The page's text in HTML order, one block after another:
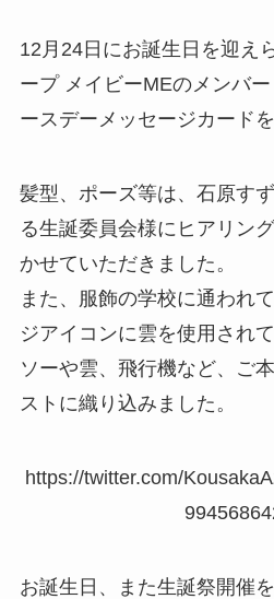
12月24日にお誕生日を迎え
ープ メイビーMEのメンバ
ースデーメッセージカード
髪型、ポーズ等は、石原す
る生誕委員会様にヒアリン
かせていただきました。
また、服飾の学校に通われ
ジアイコンに雲を使用され
ソーや雲、飛行機など、ご
ストに織り込みました。
https://twitter.com/
お誕生日、また生誕祭開催